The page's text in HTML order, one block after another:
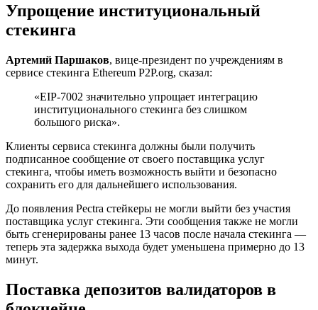
Упрощение институциональный
стекинга
Артемий Паршаков, вице-президент по учреждениям в
сервисе стекинга Ethereum P2P.org, сказал:
«EIP-7002 значительно упрощает интеграцию
институционального стекинга без слишком
большого риска».
Клиенты сервиса стекинга должны были получить
подписанное сообщение от своего поставщика услуг
стекинга, чтобы иметь возможность выйти и безопасно
сохранить его для дальнейшего использования.
До появления Pectra стейкеры не могли выйти без участия
поставщика услуг стекинга. Эти сообщения также не могли
быть сгенерированы ранее 13 часов после начала стекинга —
теперь эта задержка выхода будет уменьшена примерно до 13
минут.
Поставка депозитов валидаторов в